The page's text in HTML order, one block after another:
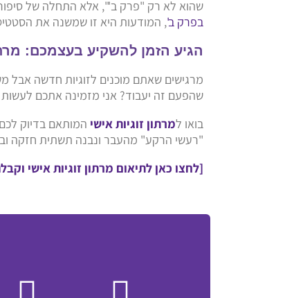
שהוא לא רק "פרק ב'", אלא התחלה של
בפרק ב', המודעות היא זו שמשנה את
הגיע הזמן להשקיע בעצמכם:
מרגישים שאתם מוכנים לזוגיות חדשה אבל
שהפעם זה יעבוד? אני מזמינה אתכם
בואו למרתון זוגיות אישי המותאם בדיוק
"רעשי הרקע" מהעבר ונבנה תשתית חזקה
[לחצו כאן לתיאום מרתון זוגיות אישי